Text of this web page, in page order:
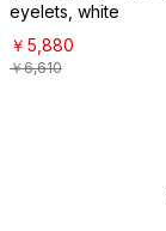
eyelets, white
￥5,880
￥6,610